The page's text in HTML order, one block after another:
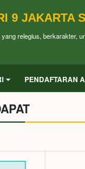
9 JAKARTA
relegius, berkarakter,
PENDAFTARAN